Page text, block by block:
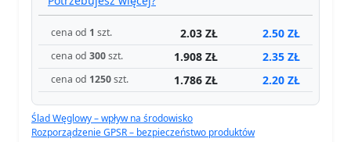
cena od 1 szt. 2.03 ZŁ 2.50 ZŁ
cena od 300szt. 1.908 ZŁ 2.35 ZŁ
cena od 1250szt. 1.786 ZŁ 2.20 ZŁ
Ślad Węglowy – wpływ na środowisko
Rozporządzenie GPSR – bezpieczeństwo produktów